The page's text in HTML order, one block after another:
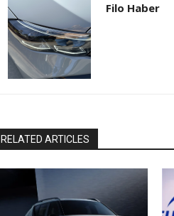
Filo Haber
RELATED ARTICLES